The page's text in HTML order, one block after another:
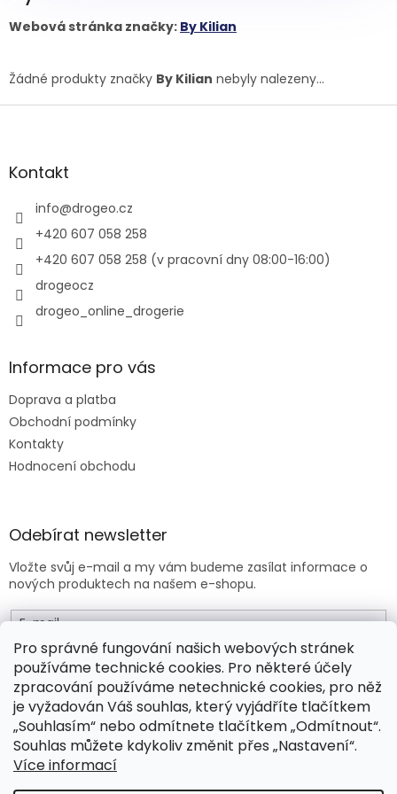
Pro správné fungování našich webových stránek
používáme technické cookies. Pro některé účely
zpracování používáme netechnické cookies, pro něž
je vyžadován Váš souhlas, který vyjádříte tlačítkem
„Souhlasím“ nebo odmítnete tlačítkem „Odmítnout“.
Souhlas můžete kdykoliv změnit přes „Nastavení“.
Více informací
Webová stránka značky: By Kilian
Žádné produkty značky By Kilian nebyly nalezeny...
Z
aKontakt
info@drogeo.cz
+420 607 058 258
+420 607 058 258 (v pracovní dny 08:00-16:00)
drogeocz
drogeo_online_drogerie
Informace pro vás
Doprava a platba
Obchodní podmínky
Kontakty
Hodnocení obchodu
Odebírat newsletter
Vložte svůj e-mail a my vám budeme zasílat informace o
nových produktech na našem e-shopu.
E-mail
Vložením e-mailu souhlasíte sobchodními podmínkami .
PŘIHLÁSIT SE